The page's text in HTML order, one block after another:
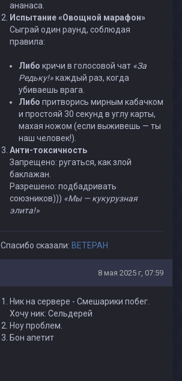
ананаса.
Испытание «Овощной марафон»
Сыграй один раунд, соблюдая
правила:
Либо кричи в голосовой чат «За
Редьку!»каждый раз, когда
убиваешь врага.
Либо притворись мирным кабачком
и простояй 30 секунд в углу карты,
махая ножом (если выживешь — ты
наш человек!).
Анти-токсичность
Запрещено: ругаться, как злой
баклажан.
Разрешено: подбадривать
союзников))) «Мы — кукурузная
элита!»
Спасибо сказали: BETEPAH
8 мая 2025 г, 07:59
Ник на сервере - Смешарики побег.
Хочу ник: Сельдерей
Ноу проблем.
Бон апетит